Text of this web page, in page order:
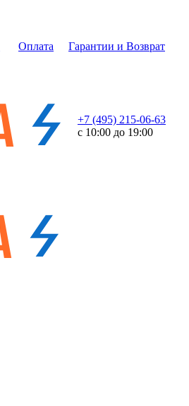
Оплата Гарантии и Возврат
+7 (495) 215-06-63
с 10:00 до 19:00